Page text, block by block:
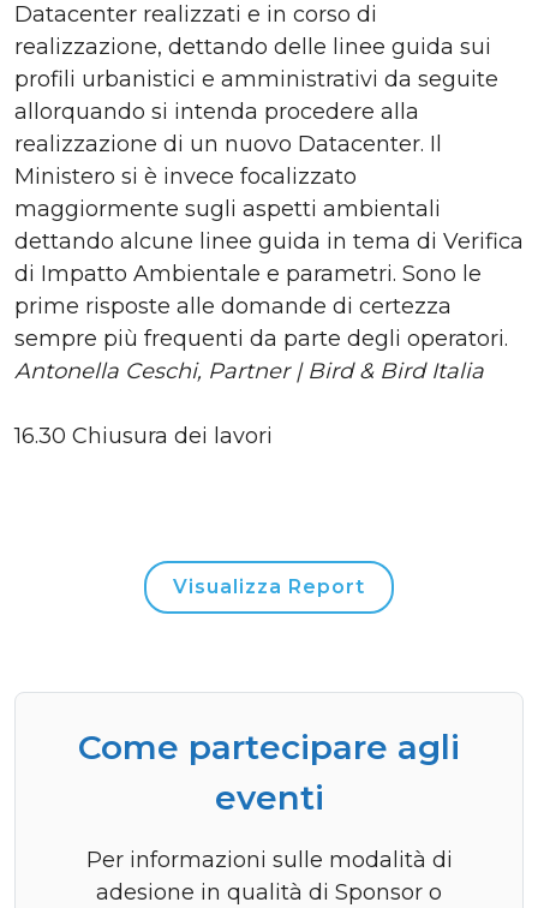
Datacenter realizzati e in corso di
realizzazione, dettando delle linee guida sui
profili urbanistici e amministrativi da seguite
allorquando si intenda procedere alla
realizzazione di un nuovo Datacenter. Il
Ministero si è invece focalizzato
maggiormente sugli aspetti ambientali
dettando alcune linee guida in tema di Verifica
di Impatto Ambientale e parametri. Sono le
prime risposte alle domande di certezza
sempre più frequenti da parte degli operatori.
Antonella Ceschi, Partner | Bird & Bird Italia
16.30 Chiusura dei lavori
Visualizza Report
Come partecipare agli
eventi
Per informazioni sulle modalità di
adesione in qualità di Sponsor o